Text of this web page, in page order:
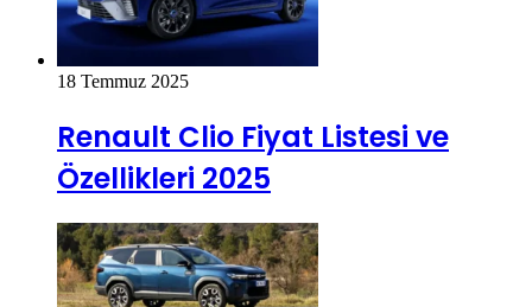
18 Temmuz 2025
Renault Clio Fiyat Listesi ve
Özellikleri 2025